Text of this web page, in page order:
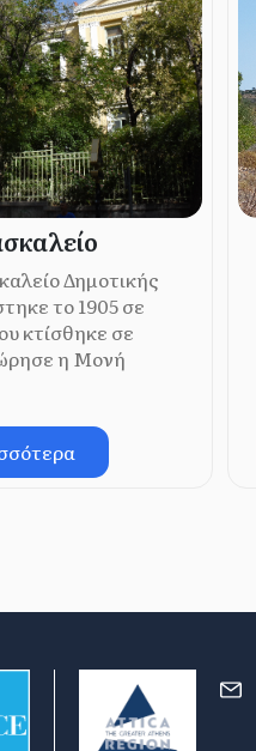
Δημοτικής
το 1905 σε
κτίσθηκε σε
η Μονή